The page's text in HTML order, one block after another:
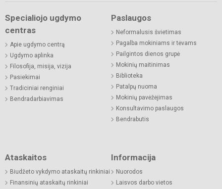
Specialiojo ugdymo
centras
Apie ugdymo centrą
Ugdymo aplinka
Filosofija, misija, vizija
Pasiekimai
Tradiciniai renginiai
Bendradarbiavimas
Paslaugos
Neformalusis švietimas
Pagalba mokiniams ir tėvams
Pailgintos dienos grupė
Mokinių maitinimas
Biblioteka
Patalpų nuoma
Mokinių pavėžėjimas
Konsultavimo paslaugos
Bendrabutis
Ataskaitos
Biudžeto vykdymo ataskaitų rinkiniai
Finansinių ataskaitų rinkiniai
Informacija
Nuorodos
Laisvos darbo vietos